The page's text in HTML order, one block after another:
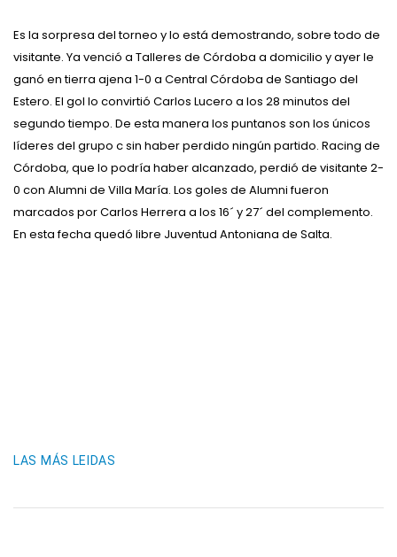
Es la sorpresa del torneo y lo está demostrando, sobre todo de
visitante. Ya venció a Talleres de Córdoba a domicilio y ayer le
ganó en tierra ajena 1-0 a Central Córdoba de Santiago del
Estero. El gol lo convirtió Carlos Lucero a los 28 minutos del
segundo tiempo. De esta manera los puntanos son los únicos
líderes del grupo c sin haber perdido ningún partido. Racing de
Córdoba, que lo podría haber alcanzado, perdió de visitante 2-
0 con Alumni de Villa María. Los goles de Alumni fueron
marcados por Carlos Herrera a los 16´ y 27´ del complemento.
En esta fecha quedó libre Juventud Antoniana de Salta.
LAS MÁS LEIDAS